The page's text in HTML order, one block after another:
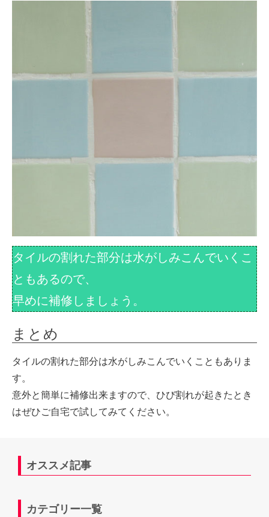
タイルの割れた部分は水がしみこんでいくこ
ともあるので、
早めに補修しましょう。
まとめ
タイルの割れた部分は水がしみこんでいくこともありま
す。
意外と簡単に補修出来ますので、ひび割れが起きたとき
はぜひご自宅で試してみてください。
オススメ記事
カテゴリー一覧